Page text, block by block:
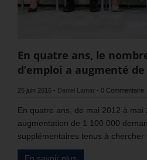
En quatre ans, le
d’emploi a augmenté
25 juin 2016 - Daniel Lamar - 0 Commentaire
En quatre ans, de mai 2012 à mai
augmentation de 1 100 000
supplémentaires tenus à chercher